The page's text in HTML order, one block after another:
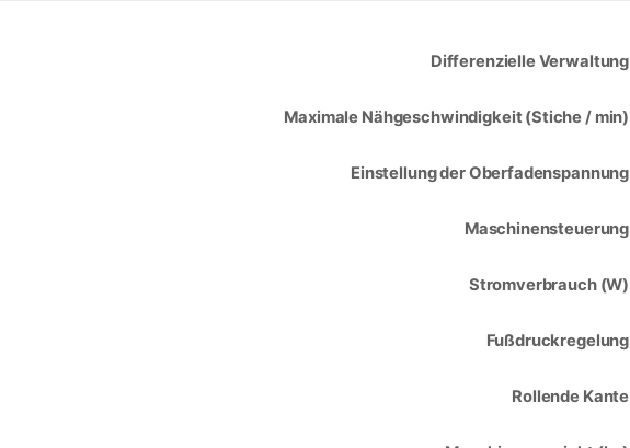
Differenzielle Verwaltung
Maximale Nähgeschwindigkeit (Stiche / min)
Einstellung der Oberfadenspannung
Maschinensteuerung
Stromverbrauch (W)
Fußdruckregelung
Rollende Kante